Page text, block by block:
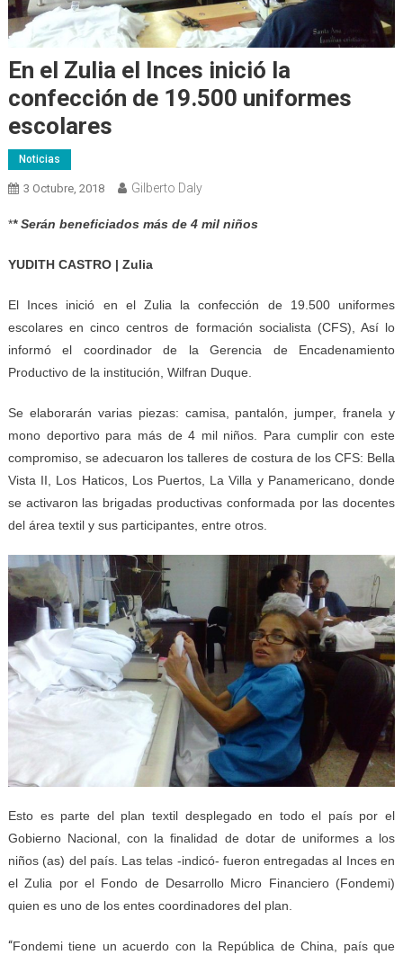
En el Zulia el Inces inició la
confección de 19.500 uniformes
escolares
Noticias
3 Octubre, 2018 Gilberto Daly
** Serán beneficiados más de 4 mil niños
YUDITH CASTRO | Zulia
El Inces inició en el Zulia la confección de 19.500 uniformes
escolares en cinco centros de formación socialista (CFS), Así lo
informó el coordinador de la Gerencia de Encadenamiento
Productivo de la institución, Wilfran Duque.
Se elaborarán varias piezas: camisa, pantalón, jumper, franela y
mono deportivo para más de 4 mil niños. Para cumplir con este
compromiso, se adecuaron los talleres de costura de los CFS: Bella
Vista II, Los Haticos, Los Puertos, La Villa y Panamericano, donde
se activaron las brigadas productivas conformada por las docentes
del área textil y sus participantes, entre otros.
Esto es parte del plan textil desplegado en todo el país por el
Gobierno Nacional, con la finalidad de dotar de uniformes a los
niños (as) del país. Las telas -indicó- fueron entregadas al Inces en
el Zulia por el Fondo de Desarrollo Micro Financiero (Fondemi)
quien es uno de los entes coordinadores del plan.
“Fondemi tiene un acuerdo con la República de China, país que